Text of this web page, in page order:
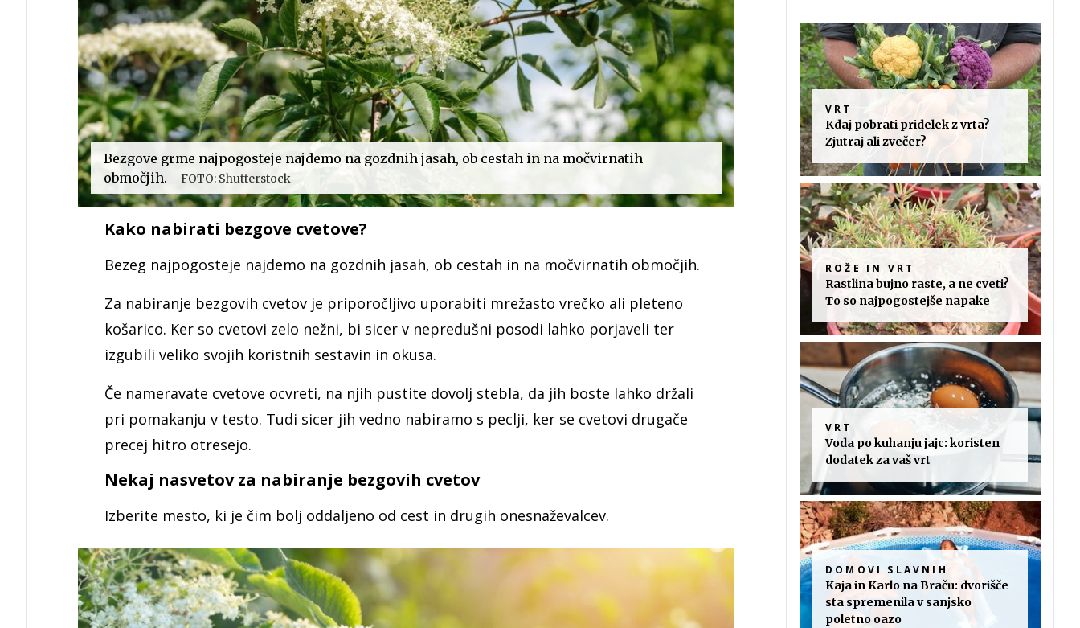
Bezgove grme najpogosteje najdemo na gozdnih jasah, ob cestah in na močvirnatih
območjih.
FOTO: Shutterstock
Kako nabirati bezgove cvetove?
Bezeg najpogosteje najdemo na gozdnih jasah, ob cestah in na močvirnatih območjih.
Za nabiranje bezgovih cvetov je priporočljivo uporabiti mrežasto vrečko ali pleteno
košarico. Ker so cvetovi zelo nežni, bi sicer v nepredušni posodi lahko porjaveli ter
izgubili veliko svojih koristnih sestavin in okusa.
Če nameravate cvetove ocvreti, na njih pustite dovolj stebla, da jih boste lahko držali
pri pomakanju v testo. Tudi sicer jih vedno nabiramo s peclji, ker se cvetovi drugače
precej hitro otresejo.
Nekaj nasvetov za nabiranje bezgovih cvetov
Izberite mesto, ki je čim bolj oddaljeno od cest in drugih onesnaževalcev.
VRT
Kdaj pobrati pridelek z vrta?
Zjutraj ali zvečer?
ROŽE IN VRT
Rastlina bujno raste, a ne cveti?
To so najpogostejše napake
VRT
Voda po kuhanju jajc: koristen
dodatek za vaš vrt
DOMOVI SLAVNIH
Kaja in Karlo na Braču: dvorišče
sta spremenila v sanjsko
poletno oazo